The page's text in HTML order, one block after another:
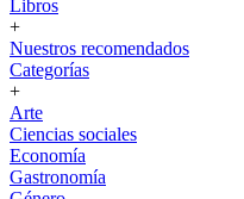
Libros
+
Nuestros recomendados
Categorías
+
Arte
Ciencias sociales
Economía
Gastronomía